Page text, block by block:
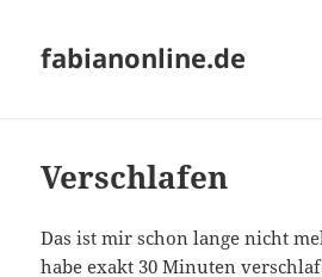
fabianonline.de
Verschlafen
Das ist mir schon lange nicht
habe exakt 30 Minuten